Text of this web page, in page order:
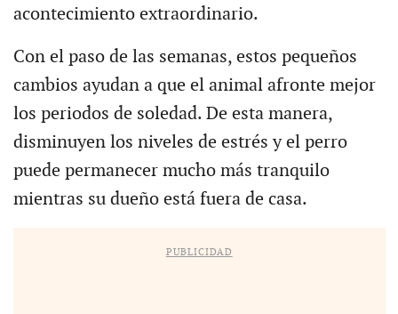
acontecimiento extraordinario.
Con el paso de las semanas, estos pequeños
cambios ayudan a que el animal afronte mejor
los periodos de soledad. De esta manera,
disminuyen los niveles de estrés y el perro
puede permanecer mucho más tranquilo
mientras su dueño está fuera de casa.
PUBLICIDAD